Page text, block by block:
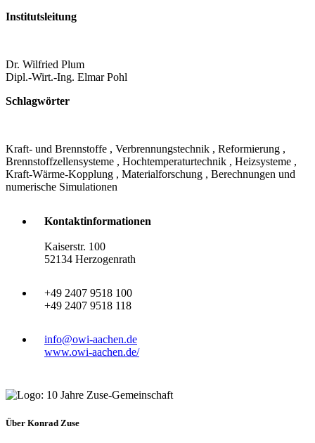
Institutsleitung
Dr. Wilfried Plum
Dipl.-Wirt.-Ing. Elmar Pohl
Schlagwörter
Kraft- und Brennstoffe , Verbrennungstechnik , Reformierung ,
Brennstoffzellensysteme , Hochtemperaturtechnik , Heizsysteme ,
Kraft-Wärme-Kopplung , Materialforschung , Berechnungen und
numerische Simulationen
Kontaktinformationen
Kaiserstr. 100
52134 Herzogenrath
+49 2407 9518 100
+49 2407 9518 118
info@owi-aachen.de
www.owi-aachen.de/
Über Konrad Zuse